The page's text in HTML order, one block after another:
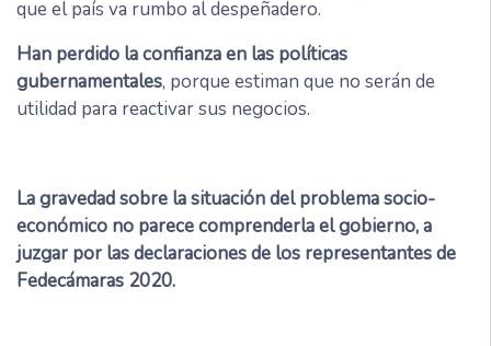
que el país va rumbo al despeñadero.
Han perdido la confianza en las políticas
gubernamentales, porque estiman que no serán de
utilidad para reactivar sus negocios.
La gravedad sobre la situación del problema socio-
económico no parece comprenderla el gobierno, a
juzgar por las declaraciones de los representantes de
Fedecámaras 2020.